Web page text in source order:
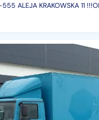
ALEJA KRAKOWSKA 11
NA OKRES 24 MIESIĘCY -
M